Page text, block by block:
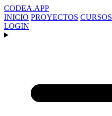
CODEA.APP
INICIO PROYECTOS CURSOS
LOGIN